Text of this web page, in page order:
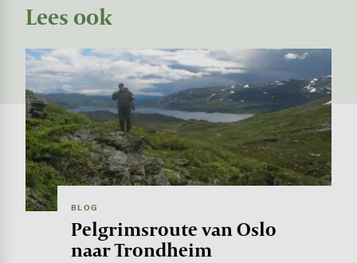
Lees ook
Image
BLOG
Pelgrimsroute van Oslo
naar Trondheim